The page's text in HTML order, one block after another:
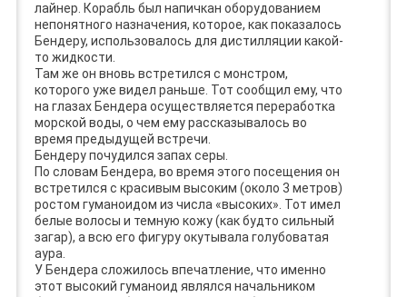
лайнер. Корабль был напичкан оборудованием
непонятного назначения, которое, как показалось
Бендеру, использовалось для дистилляции какой-
то жидкости.
Там же он вновь встретился с монстром,
которого уже видел раньше. Тот сообщил ему, что
на глазах Бендера осуществляется переработка
морской воды, о чем ему рассказывалось во
время предыдущей встречи.
Бендеру почудился запах серы.
По словам Бендера, во время этого посещения он
встретился с красивым высоким (около 3 метров)
ростом гуманоидом из числа «высоких». Тот имел
белые волосы и темную кожу (как будто сильный
загар), а всю его фигуру окутывала голубоватая
аура.
У Бендера сложилось впечатление, что именно
этот высокий гуманоид являлся начальником